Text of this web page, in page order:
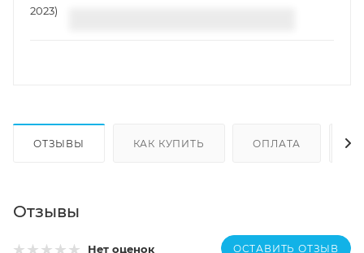
2023)
ОТЗЫВЫ КАК КУПИТЬ ОПЛАТА
Отзывы
Нет оценок ОСТАВИТЬ ОТЗЫВ